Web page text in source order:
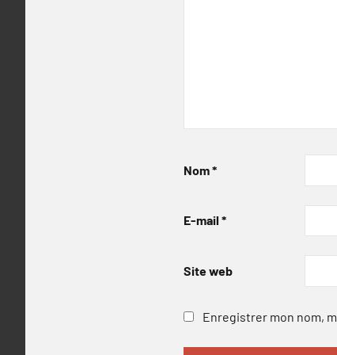
Nom*
E-mail *
Site web
Enregistrer mon nom,